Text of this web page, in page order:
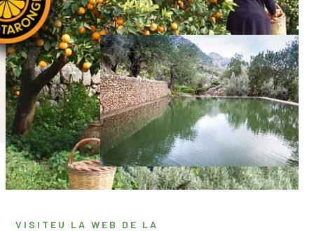
VISITEU LA WEB DE LA